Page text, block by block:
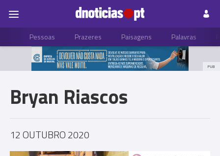
Pessoas Prazeres Paisagens Palavras
PUB
Bryan Riascos
12 OUTUBRO 2020